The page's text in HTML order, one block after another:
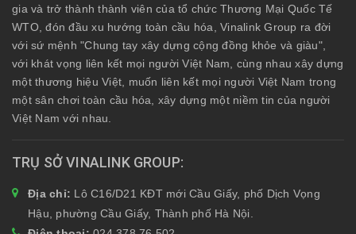
gia và trở thành thành viên của tổ chức Thương Mại Quốc Tế
WTO, đón đầu xu hướng toàn cầu hóa, Vinalink Group ra đời
với sứ mệnh "Chung tay xây dựng cộng đồng khỏe và giàu",
với khát vọng liên kết mọi người Việt Nam, cùng nhau xây dựng
một thương hiệu Việt, muốn liên kết mọi người Việt Nam trong
một sân chơi toàn cầu hóa, xây dựng một niềm tin của người
Việt Nam với nhau.
TRỤ SỞ VINALINK GROUP
Địa chỉ: Lô C16/D21 KĐT mới Cầu Giấy, phố Dịch Vọng
Hậu, phường Cầu Giấy, Thành phố Hà Nội.